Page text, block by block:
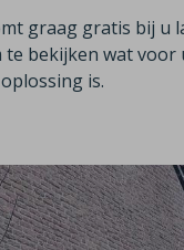
graag gratis bij u
te bekijken wat voor
is.